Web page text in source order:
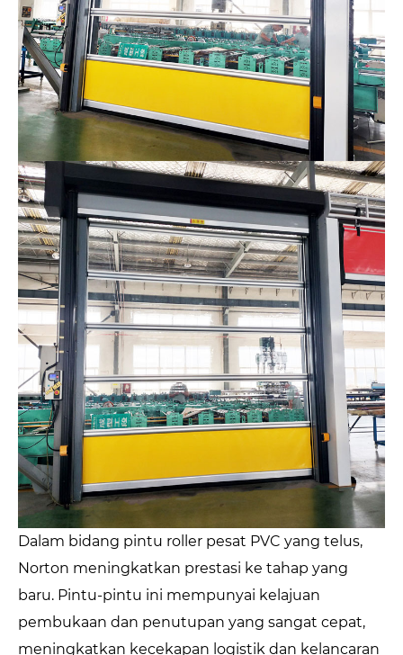
Dalam bidang pintu roller pesat PVC yang telus,
Norton meningkatkan prestasi ke tahap yang
baru. Pintu-pintu ini mempunyai kelajuan
pembukaan dan penutupan yang sangat cepat,
meningkatkan kecekapan logistik dan kelancaran